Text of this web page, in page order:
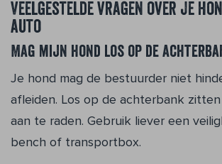
Veelgestelde vragen over je
auto
Mag mijn hond los op de
Je hond mag de bestuurder niet
afleiden. Los op de achterbank
aan te raden. Gebruik liever een
bench of transportbox.